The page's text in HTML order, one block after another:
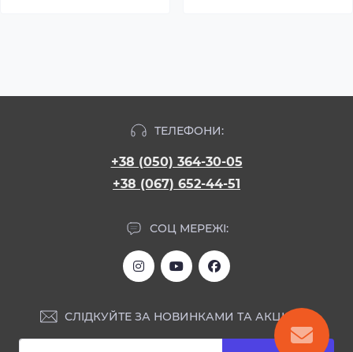
ТЕЛЕФОНИ:
+38 (050) 364-30-05
+38 (067) 652-44-51
СОЦ МЕРЕЖІ:
СЛІДКУЙТЕ ЗА НОВИНКАМИ ТА АКЦІЯМИ: